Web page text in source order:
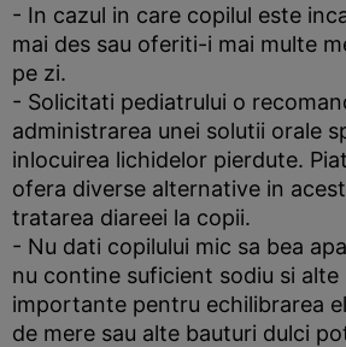
- In cazul in care copilul este
mai des sau oferiti-i mai multe
pe zi.
- Solicitati pediatrului o
administrarea unei solutii orale
inlocuirea lichidelor pierdute.
ofera diverse alternative in
tratarea diareei la copii.
- Nu dati copilului mic sa bea
nu contine suficient sodiu si alte
importante pentru echilibrarea
de mere sau alte bauturi dulci